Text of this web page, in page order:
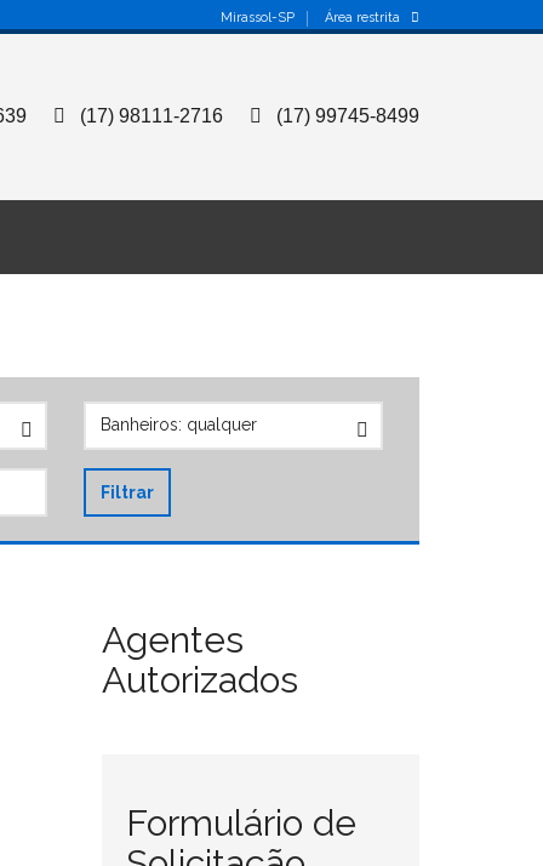
Mirassol-SP Área restrita
(17) 98111-2716 (17) 99745-8499
Filtrar
Agentes
Autorizados
Formulário de